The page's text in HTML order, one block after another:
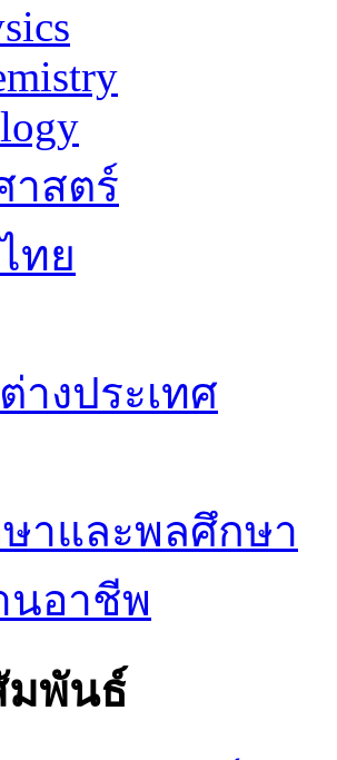
สตร์
ทย
างประเทศ
าและพลศึกษา
นอาชีพ
มพันธ์